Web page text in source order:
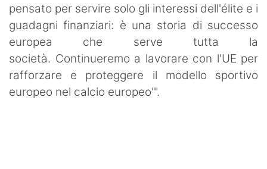
pensato per servire solo gli interessi dell'élite e i
guadagni finanziari: è una storia di successo
europea che serve tutta la
società. Continueremo a lavorare con l'UE per
rafforzare e proteggere il modello sportivo
europeo nel calcio europeo'".